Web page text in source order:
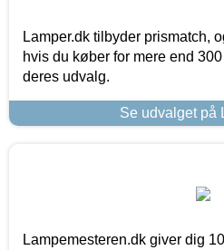
Lamper.dk tilbyder prismatch,
hvis du køber for mere end
deres udvalg.
Se udvalget på
Lampemesteren.dk giver dig